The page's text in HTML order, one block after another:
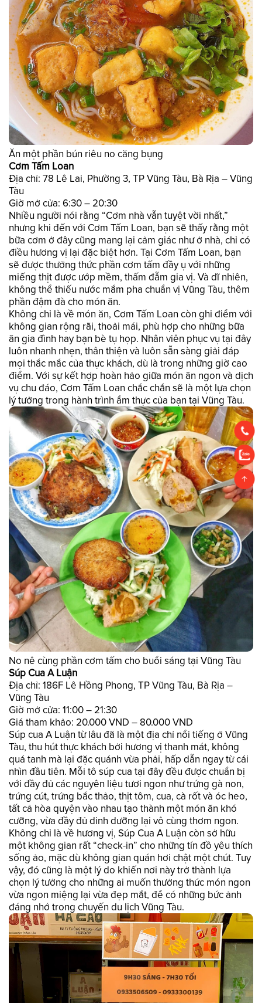
Ăn một phần bún riêu no căng bụng
Cơm Tấm Loan
Địa chỉ: 78 Lê Lai, Phường 3, TP Vũng Tàu, Bà Rịa – Vũng
Tàu
Giờ mở cửa: 6:30 – 20:30
Nhiều người nói rằng “Cơm nhà vẫn tuyệt vời nhất,”
nhưng khi đến với Cơm Tấm Loan, bạn sẽ thấy rằng một
bữa cơm ở đây cũng mang lại cảm giác như ở nhà, chỉ có
điều hương vị lại đặc biệt hơn. Tại Cơm Tấm Loan, bạn
sẽ được thưởng thức phần cơm tấm đầy ụ với những
miếng thịt được ướp mềm, thấm đẫm gia vị. Và dĩ nhiên,
không thể thiếu nước mắm pha chuẩn vị Vũng Tàu, thêm
phần đậm đà cho món ăn.
Không chỉ là về món ăn, Cơm Tấm Loan còn ghi điểm với
không gian rộng rãi, thoải mái, phù hợp cho những bữa
ăn gia đình hay bạn bè tụ họp. Nhân viên phục vụ tại đây
luôn nhanh nhẹn, thân thiện và luôn sẵn sàng giải đáp
mọi thắc mắc của thực khách, dù là trong những giờ cao
điểm. Với sự kết hợp hoàn hảo giữa món ăn ngon và dịch
vụ chu đáo, Cơm Tấm Loan chắc chắn sẽ là một lựa chọn
lý tưởng trong hành trình ẩm thực của bạn tại Vũng Tàu.
No nê cùng phần cơm tấm cho buổi sáng tại Vũng Tàu
Súp Cua A Luận
Địa chỉ: 186F Lê Hồng Phong, TP Vũng Tàu, Bà Rịa –
Vũng Tàu
Giờ mở cửa: 11:00 – 21:30
Giá tham khảo: 20.000 VND – 80.000 VND
Súp cua A Luận từ lâu đã là một địa chỉ nổi tiếng ở Vũng
Tàu, thu hút thực khách bởi hương vị thanh mát, không
quá tanh mà lại đặc quánh vừa phải, hấp dẫn ngay từ cái
nhìn đầu tiên. Mỗi tô súp cua tại đây đều được chuẩn bị
với đầy đủ các nguyên liệu tươi ngon như trứng gà non,
trứng cút, trứng bắc thảo, thịt tôm, cua, cà rốt và óc heo,
tất cả hòa quyện vào nhau tạo thành một món ăn khó
cưỡng, vừa đầy đủ dinh dưỡng lại vô cùng thơm ngon.
Không chỉ là về hương vị, Súp Cua A Luận còn sở hữu
một không gian rất “check-in” cho những tín đồ yêu thích
sống ảo, mặc dù không gian quán hơi chật một chút. Tuy
vậy, đó cũng là một lý do khiến nơi này trở thành lựa
chọn lý tưởng cho những ai muốn thưởng thức món ngon
vừa ngon miệng lại vừa đẹp mắt, để có những bức ảnh
đáng nhớ trong chuyến du lịch Vũng Tàu.